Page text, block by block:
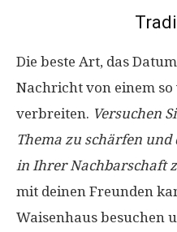
Die beste Art, das
Nachricht von einem
verbreiten. Versuchen
Thema zu schärfen und
in Ihrer Nachbarschaft
mit deinen Freunden
Waisenhaus besuchen